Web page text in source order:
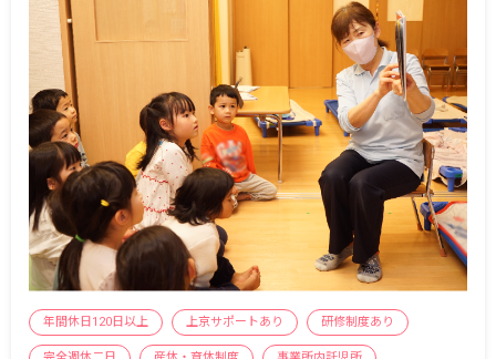
年間休日120日以上 上京サポートあり 研修制度あり